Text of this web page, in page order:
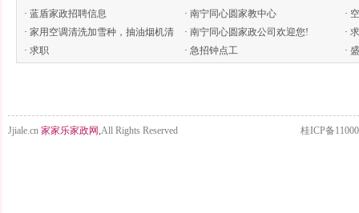
· 蓝盾家政招聘信息 · 南宁同心圆家教中心 ·
毒...
· 家用空调清洗加雪种，抽油烟机清
洗
· 南宁同心圆家政公司欢迎您! ·
· 求职 · 急招钟点工 ·
Jjiale.cn 家家乐家政网,All Rights Reserved 桂ICP备